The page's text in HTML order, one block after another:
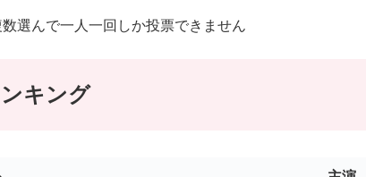
選んで一人一回しか投票できません
キング